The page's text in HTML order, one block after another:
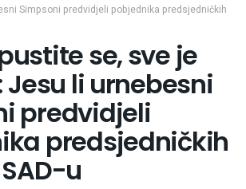
Simpsoni predvidjeli pobjednika predsjedničkih
se, sve je
Jesu li urnebesni
predvidjeli
predsjedničkih
u